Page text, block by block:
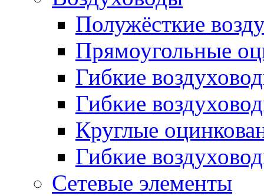
Полужёсткие
Прямоугольные
Гибкие
Гибкие
Круглые
Гибкие
Сетевые элементы